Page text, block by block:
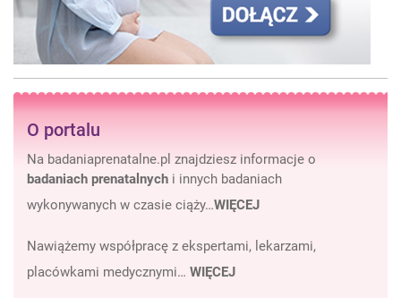
O portalu
Na badaniaprenatalne.pl znajdziesz informacje o
badaniach prenatalnych i innych badaniach
wykonywanych w czasie ciąży…WIĘCEJ
Nawiążemy współpracę z ekspertami, lekarzami,
placówkami medycznymi… WIĘCEJ